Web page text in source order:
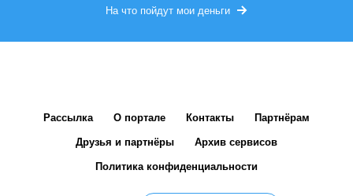
На что пойдут мои деньги
Рассылка О портале Контакты Партнёрам
Друзья и партнёры Архив сервисов
Политика конфиденциальности